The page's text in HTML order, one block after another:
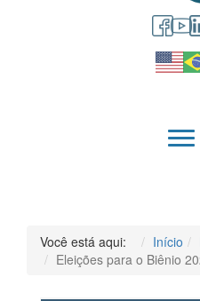
QUEM
Você está aqui: Início
Eleições para o Biênio